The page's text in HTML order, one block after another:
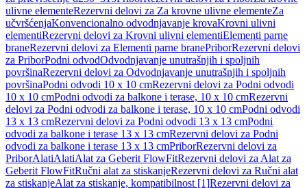
ulivne elementeRezervni delovi za Za krovne ulivne elementeZa
učvršćenjaKonvencionalno odvodnjavanje krovaKrovni ulivni
elementiRezervni delovi za Krovni ulivni elementiElementi parne
braneRezervni delovi za Elementi parne branePriborRezervni delovi
za PriborPodni odvodOdvodnjavanje unutrašnjih i spoljnih
površinaRezervni delovi za Odvodnjavanje unutrašnjih i spoljnih
površinaPodni odvodi 10 x 10 cmRezervni delovi za Podni odvodi
10 x 10 cmPodni odvodi za balkone i terase, 10 x 10 cmRezervni
delovi za Podni odvodi za balkone i terase, 10 x 10 cmPodni odvodi
13 x 13 cmRezervni delovi za Podni odvodi 13 x 13 cmPodni
odvodi za balkone i terase 13 x 13 cmRezervni delovi za Podni
odvodi za balkone i terase 13 x 13 cmPriborRezervni delovi za
PriborAlatiAlatiAlat za Geberit FlowFitRezervni delovi za Alat za
Geberit FlowFitRučni alat za stiskanjeRezervni delovi za Ručni alat
za stiskanjeAlat za stiskanje, kompatibilnost [1]Rezervni delovi za